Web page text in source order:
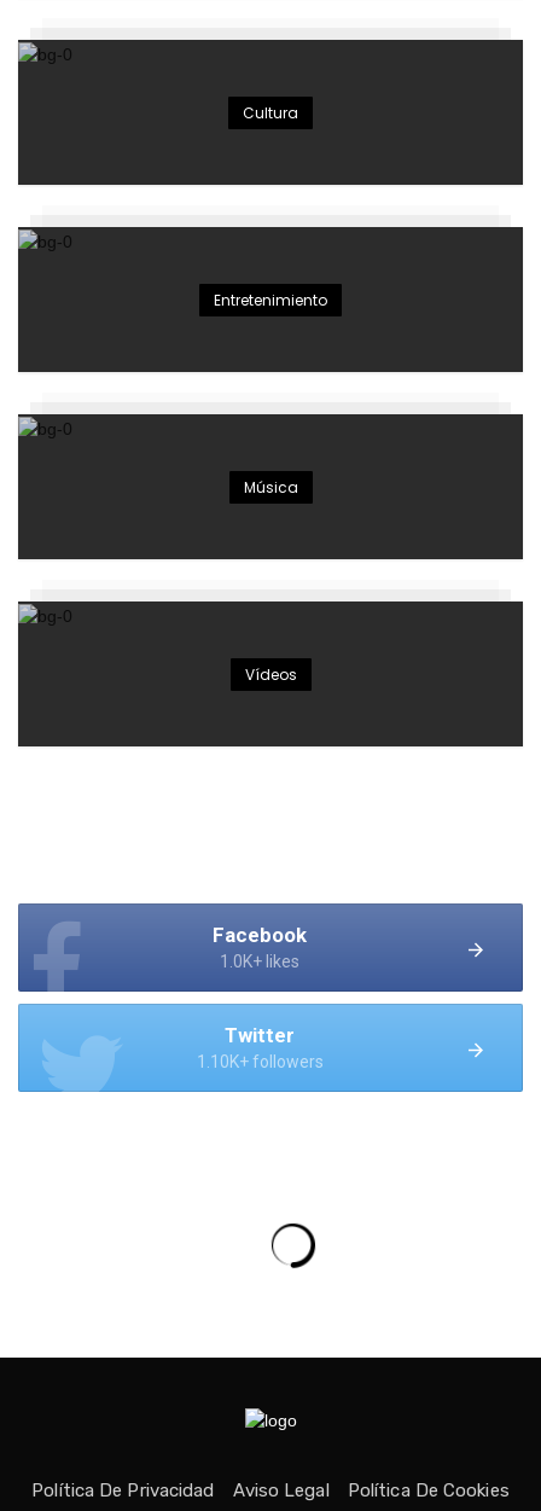
Cultura
Entretenimiento
Música
Vídeos
Facebook
1.0K+ likes
Twitter
1.10K+ followers
Política De Privacidad Aviso Legal Política De Cookies